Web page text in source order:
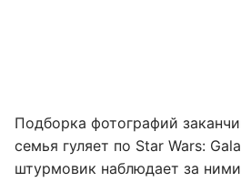
Подборка фотографий
семья гуляет по Star Wars:
штурмовик наблюдает за